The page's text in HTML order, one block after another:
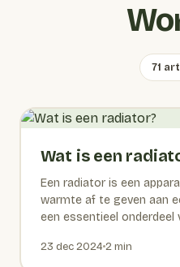
71
Wat is een
Een radiator is een
warmte af te geven aan
een essentieel onderdeel
23 dec 2024 2 min